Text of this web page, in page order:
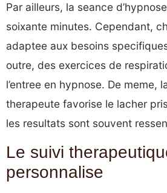
Par ailleurs, la seance
soixante minutes. Cependant,
adaptee aux besoins
outre, des exercices de
l’entree en hypnose. De meme,
therapeute favorise le lacher
les resultats sont souvent
Le suivi
personnalise